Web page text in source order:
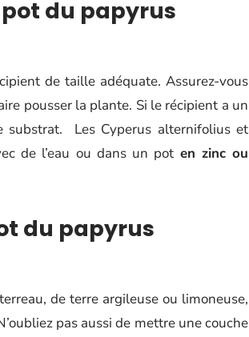
du papyrus
de taille adéquate. Assurez-vous
pousser la plante. Si le récipient a un
substrat. Les Cyperus alternifolius et
de l’eau ou dans un pot en zinc ou
du papyrus
de terre argileuse ou limoneuse,
pas aussi de mettre une couche